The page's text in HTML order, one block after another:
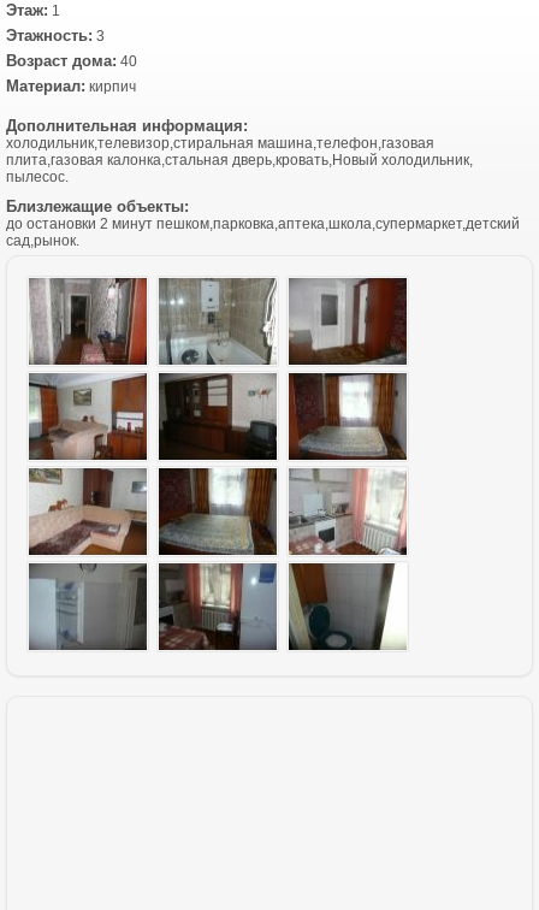
Этаж: 1
Этажность: 3
Возраст дома: 40
Материал: кирпич
Дополнительная информация:
холодильник,телевизор,стиральная машина,телефон,газовая
плита,газовая калонка,стальная дверь,кровать,Новый холодильник,
пылесос.
Близлежащие объекты:
до остановки 2 минут пешком,парковка,аптека,школа,супермаркет,детский
сад,рынок.